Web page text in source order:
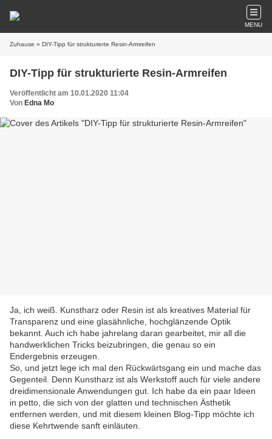
MENU
Zuhause » DIY-Tipp für strukturierte Resin-Armreifen
DIY-Tipp für strukturierte Resin-Armreifen
Veröffentlicht am 10.01.2020 11:04
Von Edna Mo
Ja, ich weiß. Kunstharz oder Resin ist als kreatives Material für
Transparenz und eine glasähnliche, hochglänzende Optik
bekannt. Auch ich habe jahrelang daran gearbeitet, mir all die
handwerklichen Tricks beizubringen, die genau so ein
Endergebnis erzeugen.
So, und jetzt lege ich mal den Rückwärtsgang ein und mache das
Gegenteil. Denn Kunstharz ist als Werkstoff auch für viele andere
dreidimensionale Anwendungen gut. Ich habe da ein paar Ideen
in petto, die sich von der glatten und technischen Ästhetik
entfernen werden, und mit diesem kleinen Blog-Tipp möchte ich
diese Kehrtwende sanft einläuten.